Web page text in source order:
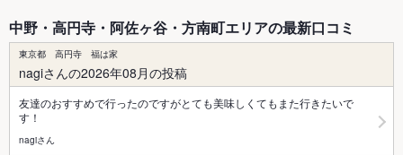
中野・高円寺・阿佐ヶ谷・方南町エリアの最新口コミ
東京都 高円寺 福は家
nagiさんの2026年08月の投稿
友達のおすすめで行ったのですがとても美味しくてもまた行きたいで
す！
nagiさん